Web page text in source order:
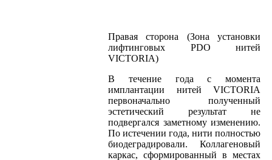
Правая сторона (Зона установки
лифтинговых PDO нитей
VICTORIA)
В течение года с момента
имплантации нитей VICTORIA
первоначально полученный
эстетический результат не
подвергался заметному изменению.
По истечении года, нити полностью
биодеградировали. Коллагеновый
каркас, сформированный в местах